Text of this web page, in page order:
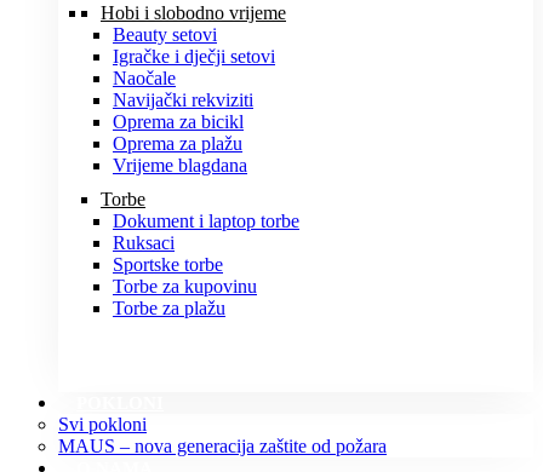
Hobi i slobodno vrijeme
Beauty setovi
Igračke i dječji setovi
Naočale
Navijački rekviziti
Oprema za bicikl
Oprema za plažu
Vrijeme blagdana
Torbe
Dokument i laptop torbe
Ruksaci
Sportske torbe
Torbe za kupovinu
Torbe za plažu
Svi pokloni
MAUS – nova generacija zaštite od požara